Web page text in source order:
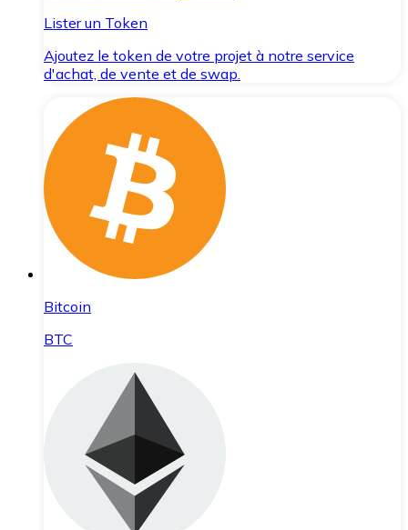
Lister un Token
Ajoutez le token de votre projet à notre service
d'achat, de vente et de swap.
Bitcoin
BTC